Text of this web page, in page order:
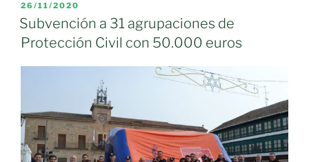
de
Protección
de
La
Mancha
realizaron
en
PUBLICADO
EL
26/11/2020
Subvención a 31 agrupaciones de
Protección Civil con 50.000 euros